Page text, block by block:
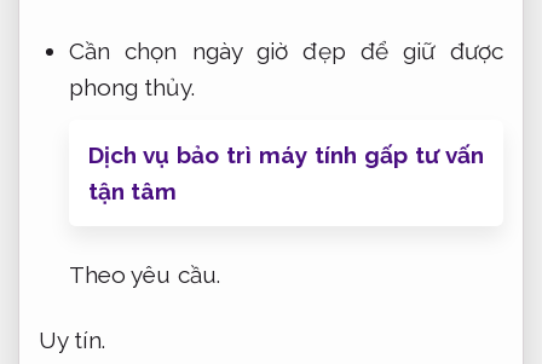
Cần chọn ngày giờ đẹp để giữ được
phong thủy.
Dịch vụ bảo trì máy tính gấp tư vấn
tận tâm
Theo yêu cầu.
Uy tín.